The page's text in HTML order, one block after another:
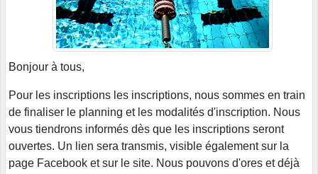
Bonjour à tous,
Pour les inscriptions les inscriptions, nous sommes en train
de finaliser le planning et les modalités d'inscription. Nous
vous tiendrons informés dès que les inscriptions seront
ouvertes. Un lien sera transmis, visible également sur la
page Facebook et sur le site. Nous pouvons d'ores et déjà